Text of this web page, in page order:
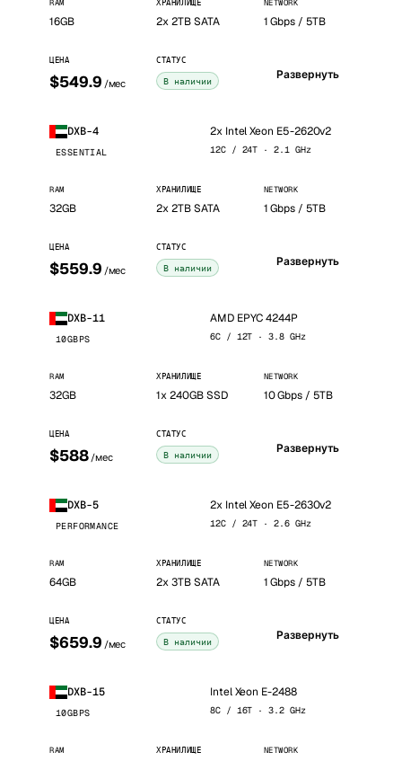
RAM
16GB
ХРАНИЛИЩЕ
2x 2TB SATA
NETWORK
1 Gbps / 5TB
ЦЕНА
$549.9 /мес
СТАТУС
В наличии Развернуть
DXB-4
ESSENTIAL
2x Intel Xeon E5-2620v2
12C / 24T · 2.1 GHz
RAM
32GB
ХРАНИЛИЩЕ
2x 2TB SATA
NETWORK
1 Gbps / 5TB
ЦЕНА
$559.9 /мес
СТАТУС
В наличии Развернуть
DXB-11
10GBPS
AMD EPYC 4244P
6C / 12T · 3.8 GHz
RAM
32GB
ХРАНИЛИЩЕ
1x 240GB SSD
NETWORK
10 Gbps / 5TB
ЦЕНА
$588 /мес
СТАТУС
В наличии Развернуть
DXB-5
PERFORMANCE
2x Intel Xeon E5-2630v2
12C / 24T · 2.6 GHz
RAM
64GB
ХРАНИЛИЩЕ
2x 3TB SATA
NETWORK
1 Gbps / 5TB
ЦЕНА
$659.9 /мес
СТАТУС
В наличии Развернуть
DXB-15
10GBPS
Intel Xeon E-2488
8C / 16T · 3.2 GHz
RAM ХРАНИЛИЩЕ NETWORK